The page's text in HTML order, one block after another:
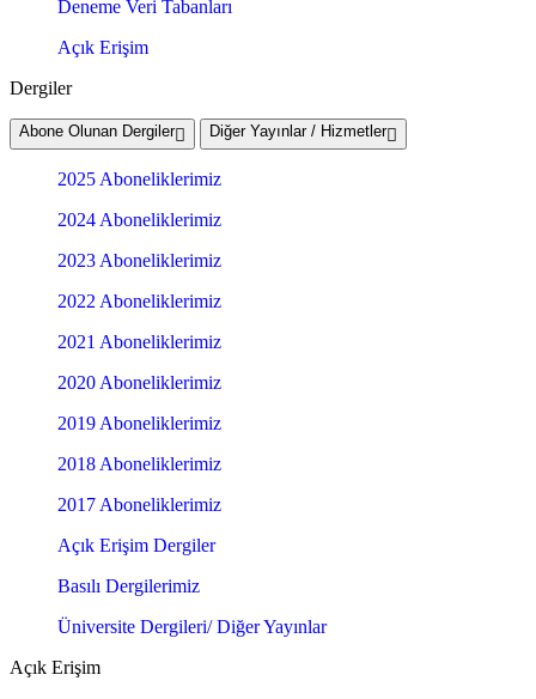
Deneme Veri Tabanları
Açık Erişim
Dergiler
Abone Olunan Dergiler Diğer Yayınlar / Hizmetler
2025 Aboneliklerimiz
2024 Aboneliklerimiz
2023 Aboneliklerimiz
2022 Aboneliklerimiz
2021 Aboneliklerimiz
2020 Aboneliklerimiz
2019 Aboneliklerimiz
2018 Aboneliklerimiz
2017 Aboneliklerimiz
Açık Erişim Dergiler
Basılı Dergilerimiz
Üniversite Dergileri/ Diğer Yayınlar
Açık Erişim